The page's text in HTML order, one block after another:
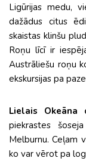
Ligūrijas medu,
dažādus citus
skaistas klinšu
Roņu līcī ir
Austrāliešu roņu
ekskursijas pa
Lielais Okeāna
piekrastes
Melburnu. Ceļam
ko var vērot pa